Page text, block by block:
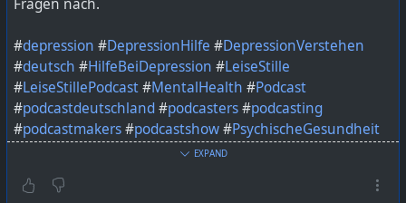
Fragen nach.
#depression #DepressionHilfe #DepressionVerstehen
#deutsch #HilfeBeiDepression #LeiseStille
#LeiseStillePodcast#MentalHealth #Podcast
#podcastdeutschland#podcasters#podcasting
#podcastmakers#podcastshow#PsychischeGesundheit
StillUndStark
Bild KI generiert mit ChatGPT
EXPAND